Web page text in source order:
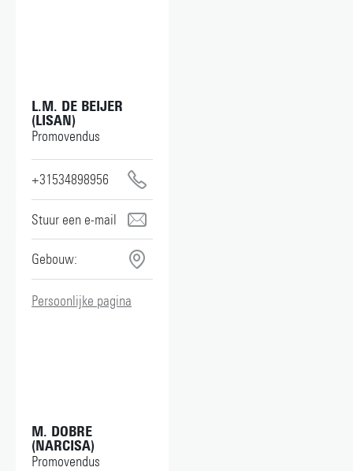
L.M. DE BEIJER
(LISAN)
Promovendus
+31534898956
lisan.debeijer@utwente.nl
Gebouw:
Persoonlijke pagina
M. DOBRE
(NARCISA)
Promovendus